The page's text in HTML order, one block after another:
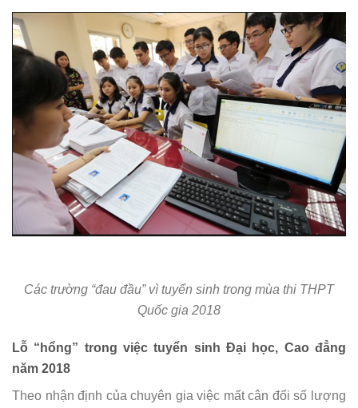
Các trường “đau đầu” vì tuyển sinh trong mùa thi THPT
Quốc gia 2018
Lỗ “hổng” trong việc tuyển sinh Đại học, Cao đẳng
năm 2018
Theo nhận định của chuyên gia việc mất cân đối số lượng